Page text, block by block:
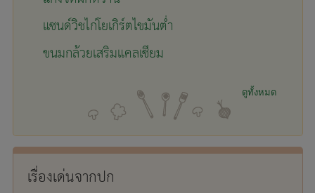
แซนด์วิชไก่โยเกิร์ตไขมันต่ำ
ขนมกล้วยเสริมแคลเซียม
ดูทั้งหมด
เรื่องเด่นจากปก